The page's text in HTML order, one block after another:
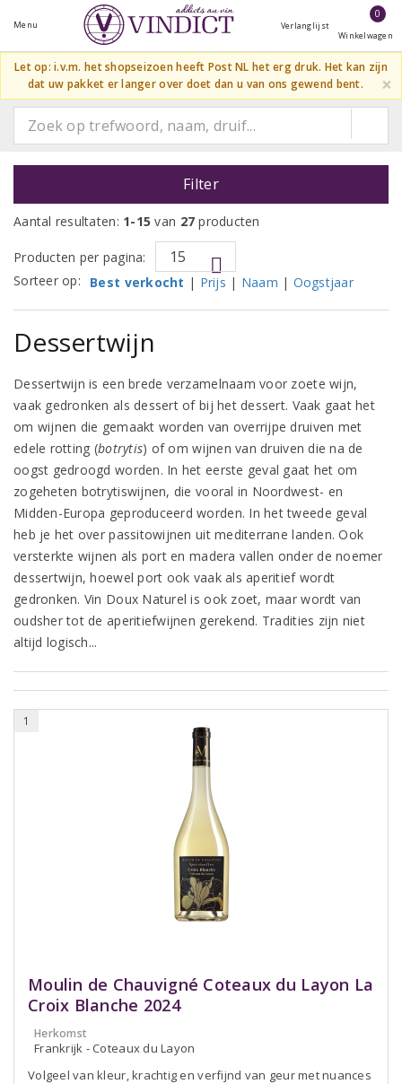
Menu Verlanglijst
0
Winkelwagen
Let op: i.v.m. het shopseizoen heeft Post NL het erg druk. Het kan zijn
dat uw pakket er langer over doet dan u van ons gewend bent.
×
Filter
Aantal resultaten: 1-15 van 27 producten
Producten per pagina:
Sorteer op:
Best verkocht | Prijs | Naam | Oogstjaar
Dessertwijn
Dessertwijn is een brede verzamelnaam voor zoete wijn,
vaak gedronken als dessert of bij het dessert. Vaak gaat het
om wijnen die gemaakt worden van overrijpe druiven met
edele rotting (botrytis) of om wijnen van druiven die na de
oogst gedroogd worden. In het eerste geval gaat het om
zogeheten botrytiswijnen, die vooral in Noordwest- en
Midden-Europa geproduceerd worden. In het tweede geval
heb je het over passitowijnen uit mediterrane landen. Ook
versterkte wijnen als port en madera vallen onder de noemer
dessertwijn, hoewel port ook vaak als aperitief wordt
gedronken. Vin Doux Naturel is ook zoet, maar wordt van
oudsher tot de aperitiefwijnen gerekend. Tradities zijn niet
altijd logisch...
1
Moulin de Chauvigné Coteaux du Layon La
Croix Blanche 2024
Herkomst
Frankrijk - Coteaux du Layon
Volgeel van kleur, krachtig en verfijnd van geur met nuances